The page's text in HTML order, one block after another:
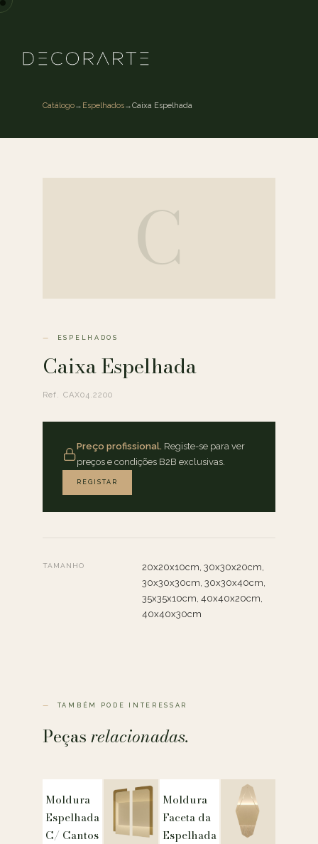
Catálogo→ Espelhados→Caixa Espelhada
C
ESPELHADOS
Caixa Espelhada
Ref. CAX04.2200
Preço profissional. Registe-se para ver
preços e condições B2B exclusivas.
REGISTAR
TAMANHO
20x20x10cm, 30x30x20cm,
30x30x30cm, 30x30x40cm,
35x35x10cm, 40x40x20cm,
40x40x30cm
TAMBÉM PODE INTERESSAR
Peçasrelacionadas.
Moldura
Espelhada
C/ Cantos
Moldura
Faceta da
Espelhada